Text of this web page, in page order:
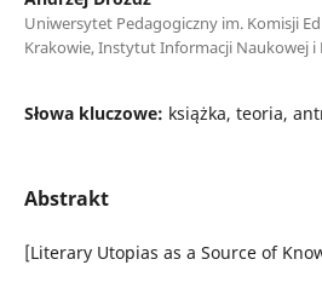
Uniwersytet Pedagogiczny im. Komisji
Krakowie, Instytut Informacji Naukowej
Słowa kluczowe: książka, teoria,
Abstrakt
[Literary Utopias as a Source of